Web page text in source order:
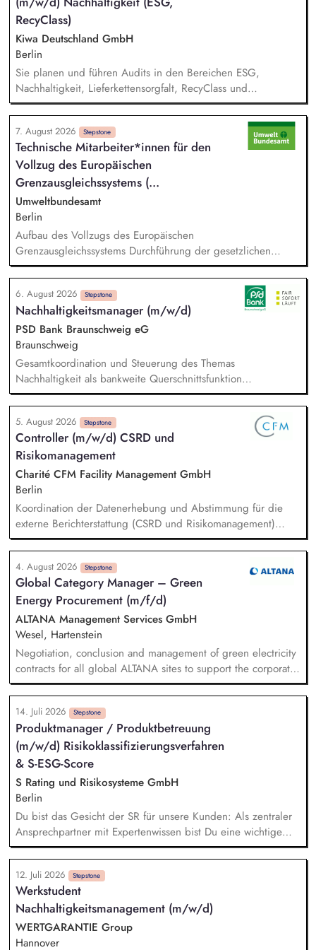
RecyClass)
Kiwa Deutschland GmbH
Berlin
Sie planen und führen Audits in den Bereichen ESG,
Nachhaltigkeit, Lieferkettensorgfalt, RecyClass und
Kreislaufwirtschaft eigenständig oder im Team durch. Sie
bewerten Unternehmen hinsichtlich gesetzlicher, normativer
und kundenspezifischer Nachhaltigkeits- und Compliance-
Anforderungen und erstellen aussagekräftige Auditberichte.
Sie prüfen Audit- und Bewertungsergebnisse, bewerten
Korrekturmaßnahmen und stellen die Einhaltung relevanter
Standards und Zertifizierungsanforderungen sicher.
7. August 2026 Stepstone
Technische Mitarbeiter*innen für den
Vollzug des Europäischen
Grenzausgleichs­systems (...
Umweltbundesamt
Berlin
Aufbau des Vollzugs des Europäischen
Grenzausgleichssystems Durchführung der gesetzlichen
Vollzugsaufgaben in der Umsetzung des CBAM in
Zusammenarbeit mit anderen Facheinheiten der DEHSt, vor
allem: - Prüfung von CBAM-Berichten und ‑Erklärungen sowie
Prüfung, Aufbereitung und Bewertung der erhobenen
Emissionsdaten - Mitwirkung bei der Durchführung von
Rechtsmittelverfahren - Kommunikation mit Importeuren sowie
dem Zoll und der Europäischen Kommission - Erarbeitung von
Strategien und Konzepten für den einheitlichen Vollzug der
rechtlichen Regelungen zum CBAM und deren
Weiterentwicklung
6. August 2026 Stepstone
Nachhaltigkeitsmanager (m/w/d)
PSD Bank Braunschweig eG
Braunschweig
Gesamtkoordination und Steuerung des Themas
Nachhaltigkeit als bankweite Querschnittsfunktion
Impulsgeber und Ansprechpartner für Vorstand,
Führungskräfte und Fachbereiche Beratung und Unterstützung
bei strategischen Fragestellungen und geschäftspolitischen
Entscheidungen Koordination und Leitung der
Nachhaltigkeitsprojekte inkl. Planung, Umsetzung und
Monitoring Initiierung von Veränderungsprozessen und aktive
Gestaltung des Transformationswegs zur nachhaltigen
Finanzwirtschaft
5. August 2026 Stepstone
Controller (m/w/d) CSRD und
Risikomanagement
Charité CFM Facility Management GmbH
Berlin
Koordination der Datenerhebung und Abstimmung für die
externe Berichterstattung (CSRD und Risikomanagement)
Steuerung des Gesamtprozesses der externen
Berichterstattung Sicherstellung einer fristgerechten und
qualitativ hochwertigen Umsetzung in Zusammenarbeit mit
den beteiligten Fachbereichen Entwicklung & Einführung des
Berichtssystem CSRD und Risikomanagement Analysieren
regulatorischer Nachhaltigkeitsanforderungen für CSRD sowie
entsprechende gesetzliche Risikomanagement
Berichtspflichten Aufbau und Weiterentwicklung von internen
Kontrollsystemen (IKS)
4. August 2026 Stepstone
Global Category Manager – Green
Energy Procurement (m/f/d)
ALTANA Management Services GmbH
Wesel, Hartenstein
Negotiation, conclusion and management of green electricity
contracts for all global ALTANA sites to support the corporate
target of achieving 100% renewable electricity sourcing.
Monitoring regulatory developments and market requirements
related to green electricity procurement (e.g., GHG Protocol)
and integrating relevant aspects into the company's energy
procurement strategy in close collaboration with Corporate
Sustainability and EHSR. Development and implementation of
an energy data management framework to ensure
transparency regarding energy consumption, suppliers,
procurement costs and sustainability-related KPIs through
digitalized reporting structures.
14. Juli 2026 Stepstone
Produktmanager / Produktbetreuung
(m/w/d) Risikoklassifizierungsverfahren
& S-ESG-Score
S Rating und Risikosysteme GmbH
Berlin
Du bist das Gesicht der SR für unsere Kunden: Als zentraler
Ansprechpartner mit Expertenwissen bist Du eine wichtige
Anlaufstelle für den S-ESG-Score und unsere etablierten
Risikoklassifizierungsverfahren. Du leistest wichtige
Übersetzungsarbeit: Durch die Erstellung von
praxistauglichen Schulungs- und Kommunikationsunterlagen
(Leitfäden, FAQ-Listen, Validierungskommunikationen etc.)
unterstützt Du die Sparkassen bei der Umsetzung
bestmöglich. Du beantwortest Supportanfragen und betreust
12. Juli 2026 Stepstone
Werkstudent
Nachhaltigkeitsmanagement (m/w/d)
WERTGARANTIE Group
Hannover